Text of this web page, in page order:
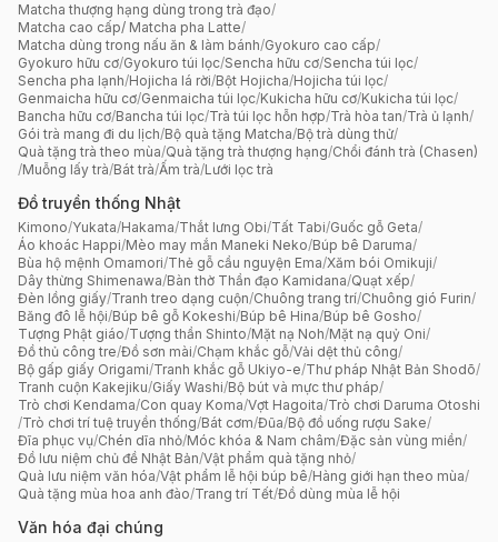
Matcha thượng hạng dùng trong trà đạo/
Matcha cao cấp/ Matcha pha Latte/
Matcha dùng trong nấu ăn & làm bánh/Gyokuro cao cấp/
Gyokuro hữu cơ/Gyokuro túi lọc/Sencha hữu cơ/Sencha túi lọc/
Sencha pha lạnh/Hojicha lá rời/Bột Hojicha/Hojicha túi lọc/
Genmaicha hữu cơ/Genmaicha túi lọc/Kukicha hữu cơ/Kukicha túi lọc/
Bancha hữu cơ/Bancha túi lọc/Trà túi lọc hỗn hợp/Trà hòa tan/Trà ủ lạnh/
Gói trà mang đi du lịch/Bộ quà tặng Matcha/Bộ trà dùng thử/
Quà tặng trà theo mùa/Quà tặng trà thượng hạng/Chổi đánh trà (Chasen)
/Muỗng lấy trà/Bát trà/Ấm trà/Lưới lọc trà
Đồ truyền thống Nhật
Kimono/Yukata/Hakama/Thắt lưng Obi/Tất Tabi/Guốc gỗ Geta/
Áo khoác Happi/Mèo may mắn Maneki Neko/Búp bê Daruma/
Bùa hộ mệnh Omamori/Thẻ gỗ cầu nguyện Ema/Xăm bói Omikuji/
Dây thừng Shimenawa/Bàn thờ Thần đạo Kamidana/Quạt xếp/
Đèn lồng giấy/Tranh treo dạng cuộn/Chuông trang trí/Chuông gió Furin/
Băng đô lễ hội/Búp bê gỗ Kokeshi/Búp bê Hina/Búp bê Gosho/
Tượng Phật giáo/Tượng thần Shinto/Mặt nạ Noh/Mặt nạ quỷ Oni/
Đồ thủ công tre/Đồ sơn mài/Chạm khắc gỗ/Vải dệt thủ công/
Bộ gấp giấy Origami/Tranh khắc gỗ Ukiyo-e/Thư pháp Nhật Bản Shodō/
Tranh cuộn Kakejiku/Giấy Washi/Bộ bút và mực thư pháp/
Trò chơi Kendama/Con quay Koma/Vợt Hagoita/Trò chơi Daruma Otoshi
/Trò chơi trí tuệ truyền thống/Bát cơm/Đũa/Bộ đồ uống rượu Sake/
Đĩa phục vụ/Chén dĩa nhỏ/Móc khóa & Nam châm/Đặc sản vùng miền/
Đồ lưu niệm chủ đề Nhật Bản/Vật phẩm quà tặng nhỏ/
Quà lưu niệm văn hóa/Vật phẩm lễ hội búp bê/Hàng giới hạn theo mùa/
Quà tặng mùa hoa anh đào/Trang trí Tết/Đồ dùng mùa lễ hội
Văn hóa đại chúng